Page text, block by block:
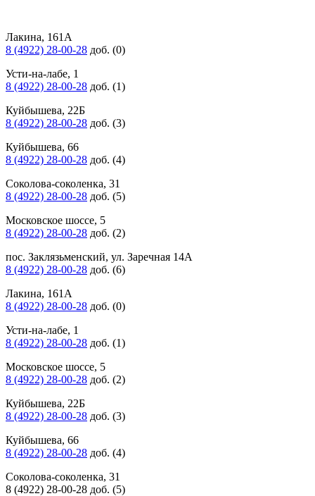
Лакина, 161А
8 (4922) 28-00-28 доб. (0)
Усти-на-лабе, 1
8 (4922) 28-00-28 доб. (1)
Куйбышева, 22Б
8 (4922) 28-00-28 доб. (3)
Куйбышева, 66
8 (4922) 28-00-28 доб. (4)
Соколова-соколенка, 31
8 (4922) 28-00-28 доб. (5)
Московское шоссе, 5
8 (4922) 28-00-28 доб. (2)
пос. Заклязьменский, ул. Заречная 14А
8 (4922) 28-00-28 доб. (6)
Лакина, 161А
8 (4922) 28-00-28 доб. (0)
Усти-на-лабе, 1
8 (4922) 28-00-28 доб. (1)
Московское шоссе, 5
8 (4922) 28-00-28 доб. (2)
Куйбышева, 22Б
8 (4922) 28-00-28 доб. (3)
Куйбышева, 66
8 (4922) 28-00-28 доб. (4)
Соколова-соколенка, 31
8 (4922) 28-00-28 доб. (5)